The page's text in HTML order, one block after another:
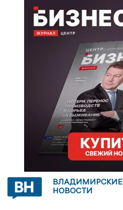
ВЛАДИМИРСКИЕ
НОВОСТИ